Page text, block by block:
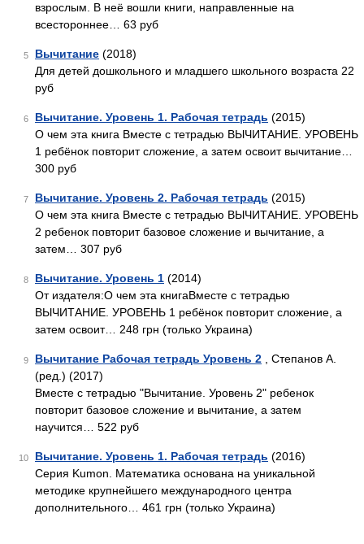
взрослым. В неё вошли книги, направленные на
всестороннее… 63 руб
5 Вычитание (2018)
Для детей дошкольного и младшего школьного возраста 22
руб
6 Вычитание. Уровень 1. Рабочая тетрадь (2015)
О чем эта книга Вместе с тетрадью ВЫЧИТАНИЕ. УРОВЕНЬ
1 ребёнок повторит сложение, а затем освоит вычитание…
300 руб
7 Вычитание. Уровень 2. Рабочая тетрадь (2015)
О чем эта книга Вместе с тетрадью ВЫЧИТАНИЕ. УРОВЕНЬ
2 ребенок повторит базовое сложение и вычитание, а
затем… 307 руб
8 Вычитание. Уровень 1 (2014)
От издателя:О чем эта книгаВместе с тетрадью
ВЫЧИТАНИЕ. УРОВЕНЬ 1 ребёнок повторит сложение, а
затем освоит… 248 грн (только Украина)
9 Вычитание Рабочая тетрадь Уровень 2 , Степанов А.
(ред.) (2017)
Вместе с тетрадью "Вычитание. Уровень 2" ребенок
повторит базовое сложение и вычитание, а затем
научится… 522 руб
10 Вычитание. Уровень 1. Рабочая тетрадь (2016)
Серия Kumon. Математика основана на уникальной
методике крупнейшего международного центра
дополнительного… 461 грн (только Украина)